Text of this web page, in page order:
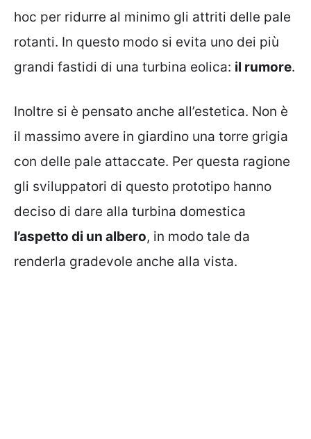
hoc per ridurre al minimo gli attriti delle pale
rotanti. In questo modo si evita uno dei più
grandi fastidi di una turbina eolica: il rumore.
Inoltre si è pensato anche all’estetica. Non è
il massimo avere in giardino una torre grigia
con delle pale attaccate. Per questa ragione
gli sviluppatori di questo prototipo hanno
deciso di dare alla turbina domestica
l’aspetto di un albero, in modo tale da
renderla gradevole anche alla vista.